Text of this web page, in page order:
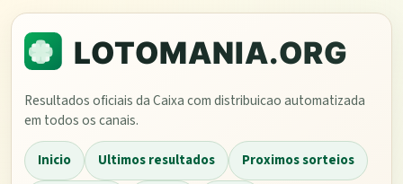
Resultados oficiais da Caixa com distribuicao automatizada
em todos os canais.
Inicio Ultimos resultados Proximos sorteios